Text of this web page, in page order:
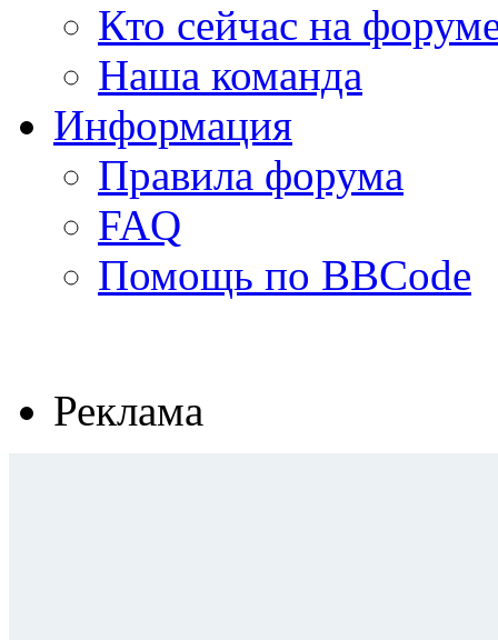
Кто сейчас на
Наша команда
Информация
Правила форума
FAQ
Помощь по BBCode
Реклама